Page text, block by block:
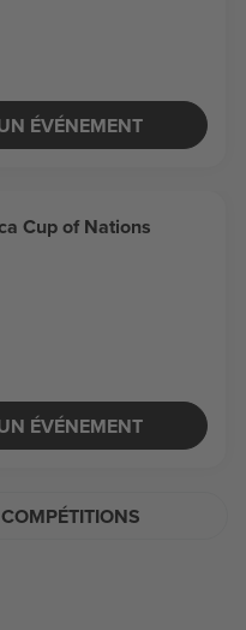
ÉVÉNEMENT
Cup of Nations
ÉVÉNEMENT